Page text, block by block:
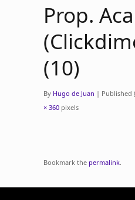
Prop.
(10)
By Hugo de Juan | Published
× 360 pixels
Bookmark the permalink